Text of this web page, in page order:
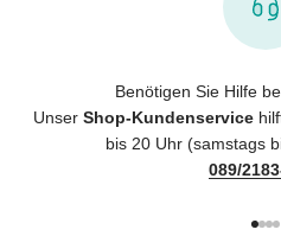
Benötigen Sie Hilfe
Unser Shop-Kundenservice
bis 20 Uhr (samstags
089/